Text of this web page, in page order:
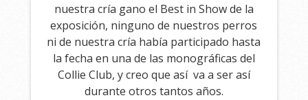
nuestra cría gano el Best in Show de la
exposición, ninguno de nuestros perros
ni de nuestra cría había participado hasta
la fecha en una de las monográficas del
Collie Club, y creo que así va a ser así
durante otros tantos años.